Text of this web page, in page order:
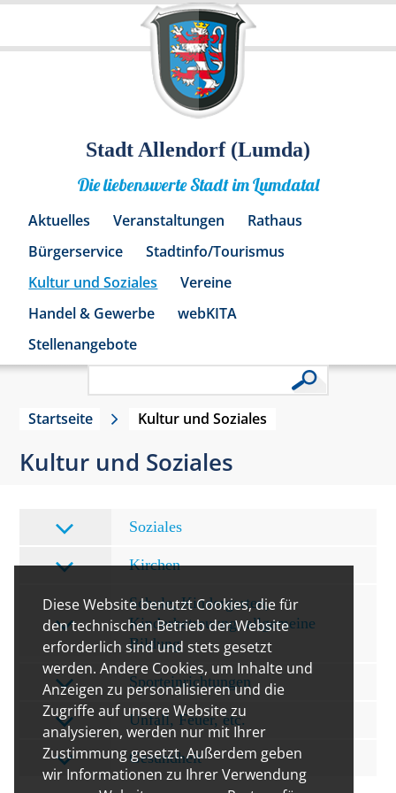
Diese Website benutzt Cookies, die für
den technischen Betrieb der Website
erforderlich sind und stets gesetzt
werden. Andere Cookies, um Inhalte und
Anzeigen zu personalisieren und die
Zugriffe auf unsere Website zu
analysieren, werden nur mit Ihrer
Zustimmung gesetzt. Außerdem geben
wir Informationen zu Ihrer Verwendung
Stadt Allendorf (Lumda)
Die liebenswerte Stadt im Lumdatal
Aktuelles Veranstaltungen
Rathaus
Bürgerservice
Stadtinfo/Tourismus
Kultur und Soziales
Vereine
Handel & Gewerbe
webKITA
Stellenangebote
Startseite Kultur und Soziales
Kultur und Soziales
Soziales
Kirchen
Schule, Kindergarten,
Kinderbetreuung, allgemeine
Bildung
Sporteinrichtungen
Unfall, Feuer, etc.
Gesundheit